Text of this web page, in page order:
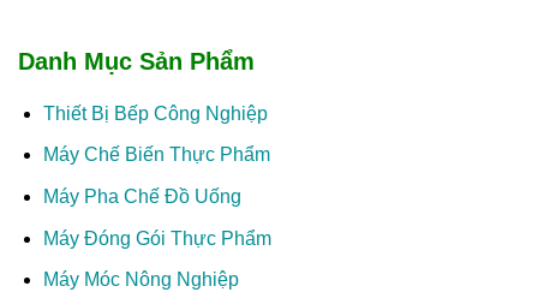
Danh Mục Sản Phẩm
Thiết Bị Bếp Công Nghiệp
Máy Chế Biến Thực Phẩm
Máy Pha Chế Đồ Uống
Máy Đóng Gói Thực Phẩm
Máy Móc Nông Nghiệp